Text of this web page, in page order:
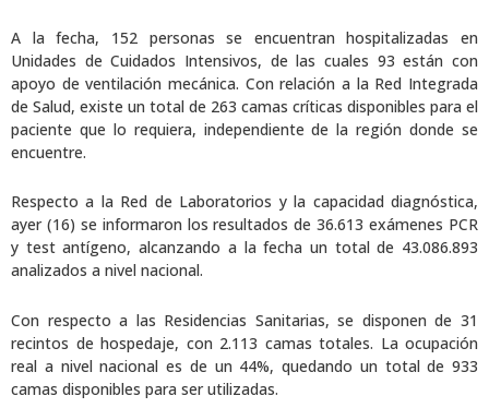
A la fecha, 152 personas se encuentran hospitalizadas en
Unidades de Cuidados Intensivos, de las cuales 93 están con
apoyo de ventilación mecánica. Con relación a la Red Integrada
de Salud, existe un total de 263 camas críticas disponibles para el
paciente que lo requiera, independiente de la región donde se
encuentre.
Respecto a la Red de Laboratorios y la capacidad diagnóstica,
ayer (16) se informaron los resultados de 36.613 exámenes PCR
y test antígeno, alcanzando a la fecha un total de 43.086.893
analizados a nivel nacional.
Con respecto a las Residencias Sanitarias, se disponen de 31
recintos de hospedaje, con 2.113 camas totales. La ocupación
real a nivel nacional es de un 44%, quedando un total de 933
camas disponibles para ser utilizadas.